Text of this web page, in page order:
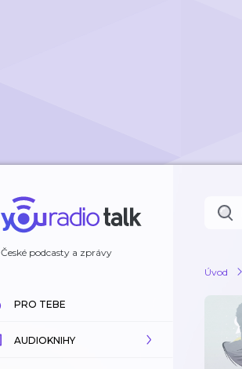
České podcasty a zprávy
PRO TEBE
AUDIOKNIHY
Úvod